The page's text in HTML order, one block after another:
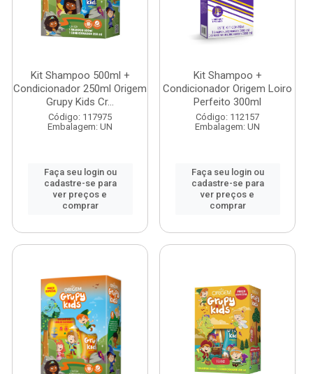
Kit Shampoo 500ml +
Condicionador 250ml Origem
Grupy Kids Cr...
Código: 117975
Embalagem: UN
Faça seu login ou
cadastre-se para
ver preços e
comprar
Kit Shampoo +
Condicionador Origem Loiro
Perfeito 300ml
Código: 112157
Embalagem: UN
Faça seu login ou
cadastre-se para
ver preços e
comprar